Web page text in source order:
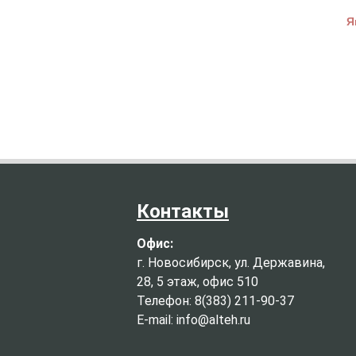
Контакты
Офис:
г. Новосибирск, ул. Державина,
28, 5 этаж, офис 510
Телефон: 8(383) 211-90-37
E-mail: info@alteh.ru